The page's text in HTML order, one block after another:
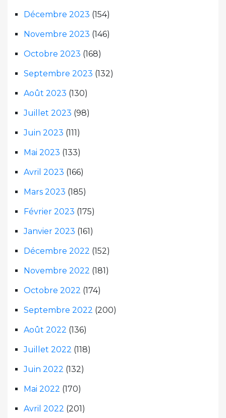
Décembre 2023 (154)
Novembre 2023 (146)
Octobre 2023 (168)
Septembre 2023 (132)
Août 2023 (130)
Juillet 2023 (98)
Juin 2023 (111)
Mai 2023 (133)
Avril 2023 (166)
Mars 2023 (185)
Février 2023 (175)
Janvier 2023 (161)
Décembre 2022 (152)
Novembre 2022 (181)
Octobre 2022 (174)
Septembre 2022 (200)
Août 2022 (136)
Juillet 2022 (118)
Juin 2022 (132)
Mai 2022 (170)
Avril 2022 (201)